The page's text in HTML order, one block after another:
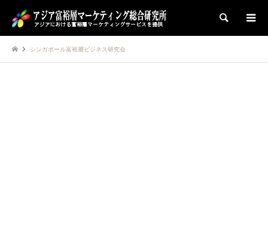
検索
シンガポール富裕層ビジネス研究会